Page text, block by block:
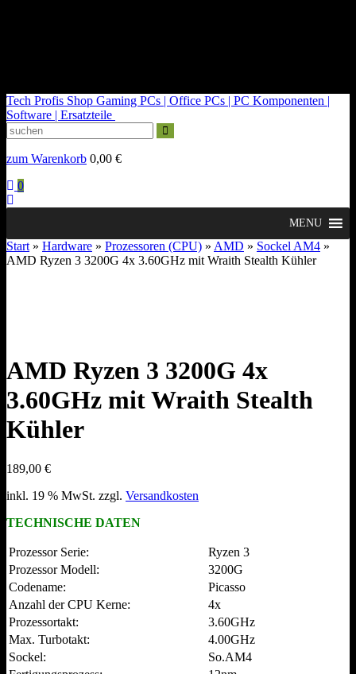
Tech Profis Shop Gaming PCs | Office PCs | PC Komponenten |
Software | Ersatzteile
zum Warenkorb 0,00 €
0
MENU
Start » Hardware » Prozessoren (CPU) » AMD » Sockel AM4 »
AMD Ryzen 3 3200G 4x 3.60GHz mit Wraith Stealth Kühler
AMD Ryzen 3 3200G 4x
3.60GHz mit Wraith Stealth
Kühler
189,00 €
inkl. 19 % MwSt. zzgl. Versandkosten
TECHNISCHE DATEN
Prozessor Serie:
Ryzen 3
Prozessor Modell:
3200G
Codename:
Picasso
Anzahl der CPU Kerne:
4x
Prozessortakt:
3.60GHz
Max. Turbotakt:
4.00GHz
Sockel:
So.AM4